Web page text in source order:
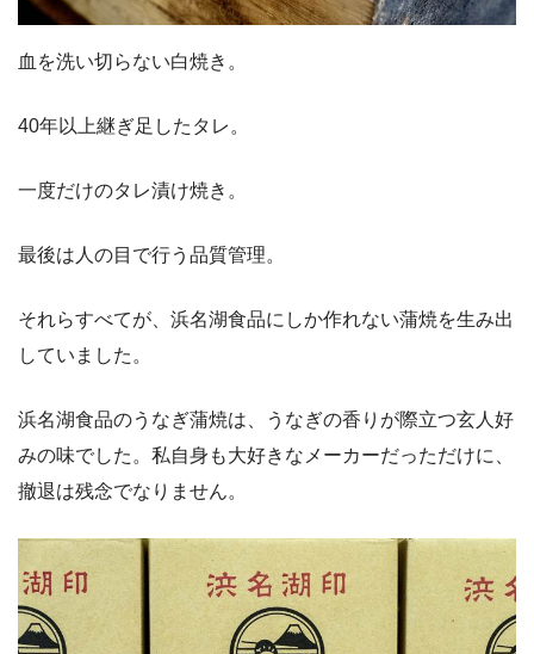
血を洗い切らない白焼き。
40年以上継ぎ足したタレ。
一度だけのタレ漬け焼き。
最後は人の目で行う品質管理。
それらすべてが、浜名湖食品にしか作れない蒲焼を生み出
していました。
浜名湖食品のうなぎ蒲焼は、うなぎの香りが際立つ玄人好
みの味でした。私自身も大好きなメーカーだっただけに、
撤退は残念でなりません。